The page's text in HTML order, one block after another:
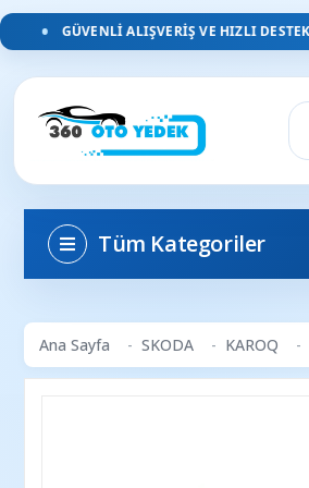
GÜVENLI ALIŞVERIŞ VE HIZLI DESTEK
Tüm Kategoriler
Ana Sayfa SKODA KAROQ